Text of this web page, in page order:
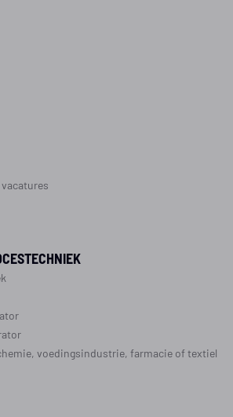
, voedingsindustrie, farmacie oftextiel